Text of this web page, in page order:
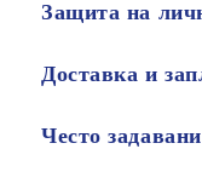
Защита на
Доставка и
Често